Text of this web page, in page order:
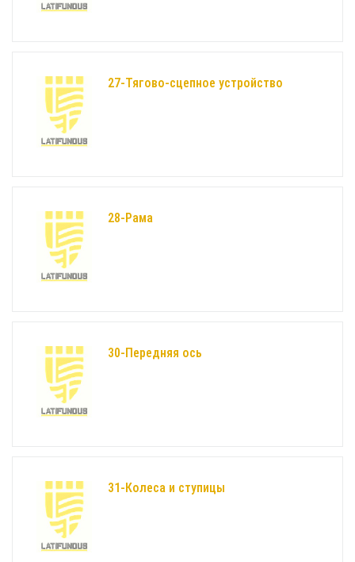
27-Тягово-сцепное устройство
28-Рама
30-Передняя ось
31-Колеса и ступицы